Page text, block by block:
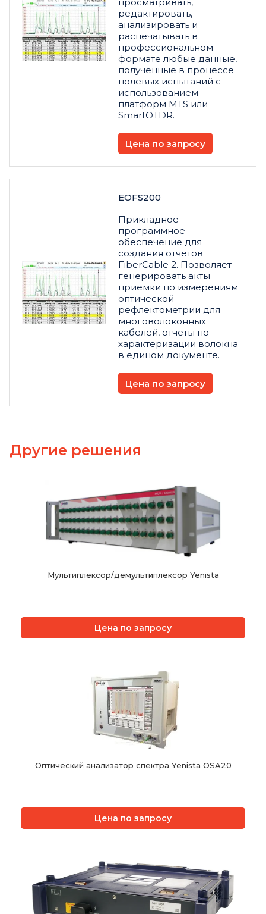
редактировать,
анализировать и
распечатывать в
профессиональном
формате любые данные,
полученные в процессе
полевых испытаний с
использованием
платформ MTS или
SmartOTDR.
Цена по запросу
EOFS200
Прикладное
программное
обеспечение для
создания отчетов
FiberCable 2. Позволяет
генерировать акты
приемки по измерениям
оптической
рефлектометрии для
многоволоконных
кабелей, отчеты по
характеризации волокна
в едином документе.
Цена по запросу
Другие решения
Мультиплексор/демультиплексор Yenista
Цена по запросу
Оптический анализатор спектра Yenista OSA20
Цена по запросу